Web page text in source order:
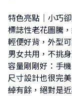
特色亮點｜小巧
標誌性老花圖騰
輕便好背，外型
男女共用，不挑
容量剛剛好：手
尺寸設計也很完
綽有餘，絕對是